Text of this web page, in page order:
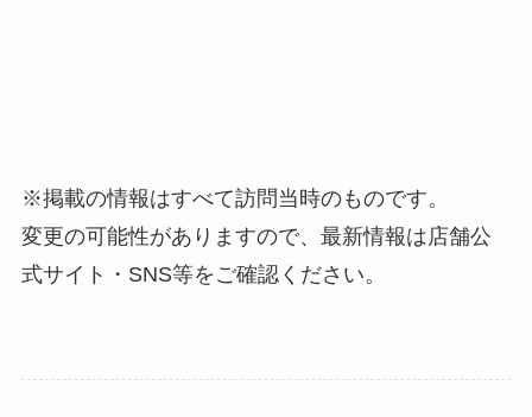
※掲載の情報はすべて訪問当時のものです。
変更の可能性がありますので、最新情報は店舗公
式サイト・SNS等をご確認ください。